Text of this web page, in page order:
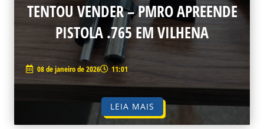
TENTOU VENDER – PMRO APREENDE
PISTOLA .765 EM VILHENA
08 de janeiro de 2026 11:01
LEIA MAIS